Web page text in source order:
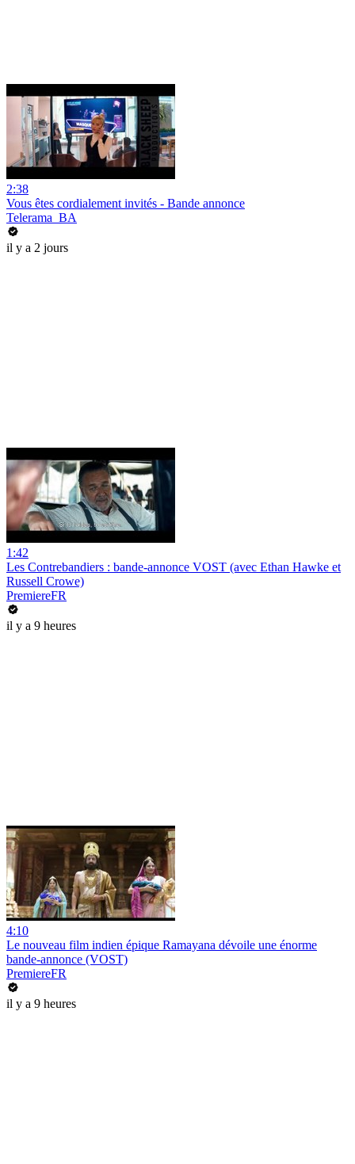
2:38
Vous êtes cordialement invités - Bande annonce
Telerama_BA
il y a 2 jours
1:42
Les Contrebandiers : bande-annonce VOST (avec Ethan Hawke et
Russell Crowe)
PremiereFR
il y a 9 heures
4:10
Le nouveau film indien épique Ramayana dévoile une énorme
bande-annonce (VOST)
PremiereFR
il y a 9 heures